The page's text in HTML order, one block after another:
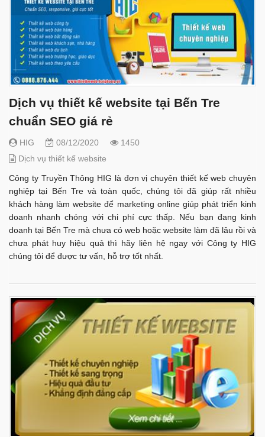
Dịch vụ thiết kế website tại Bến Tre
chuẩn SEO giá rẻ
HIG 08/12/2020
1450
Dịch vụ thiết kế website
Công ty Truyền Thông HIG là đơn vị chuyên thiết kế web chuyên
nghiệp tại Bến Tre và toàn quốc, chúng tôi đã giúp rất nhiều
khách hàng làm website để marketing online giúp phát triển kinh
doanh nhanh chóng với chi phí cực thấp. Nếu bạn đang kinh
doanh tại Bến Tre mà chưa có web hoặc website làm đã lâu rồi và
chưa phát huy hiệu quả thì hãy liên hệ ngay với Công ty HIG
chúng tôi để được tư vấn, hỗ trợ tốt nhất.